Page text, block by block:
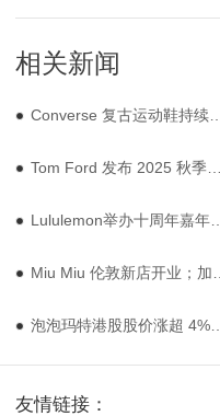
相关新闻
Converse 复古运动鞋持续引领风潮; 联合利华收购美国男士个护品牌
Tom Ford 发布 2025 秋季系列；BFC 打造人宠友好商业新生态
Lululemon举办十周年嘉年华活动；FILA 推出联名款
Miu Miu 伦敦新店开业；加拿大鹅发布新胶囊系列
泡泡玛特港股股价涨超 4%；Lululemon 推出设计师合作系列
友情链接：